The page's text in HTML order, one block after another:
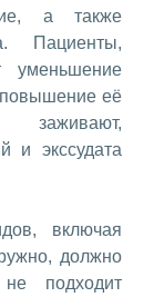
а также
Пациенты,
уменьшение
повышение её
заживают,
и экссудата
включая
должно
подходит